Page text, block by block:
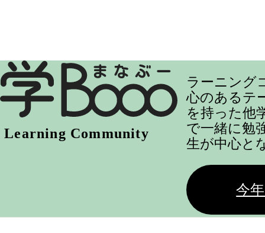
ラーニング
心のあるテ
を持った他
で一緒に勉
生が中心と
今